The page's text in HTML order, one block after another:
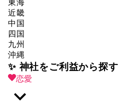
東海
近畿
中国
四国
九州
沖縄
✨ 神社をご利益から探す
恋愛